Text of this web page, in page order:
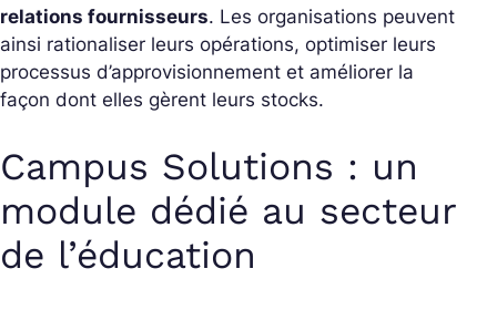
relations fournisseurs. Les organisations peuvent
ainsi rationaliser leurs opérations, optimiser leurs
processus d’approvisionnement et améliorer la
façon dont elles gèrent leurs stocks.
Campus Solutions : un
module dédié au secteur
de l’éducation